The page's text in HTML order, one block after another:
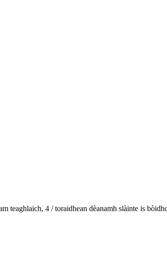
teaghlaich, 4 / toraidhean dèanamh slàinte is